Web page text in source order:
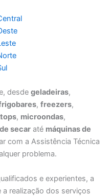
desdegeladeiras,
,freezers,
, microondas,
secar até máquinas de
com a Assistência Técnica
problema.
e experientes, a
realização dos serviços